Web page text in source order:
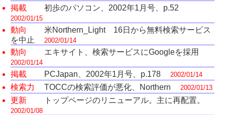
掲載 初歩のパソコン、2002年1月号、p.52
2002/01/15
動向
米Northern_Light 16日から無料検索サービス
を中止
2002/01/14
動向 エキサイト、検索サービスにGoogleを採用
2002/01/14
掲載 PCJapan、2002年1月号、p.178 2002/01/14
検索力 TOCCの検索評価が悪化、Northern 2002/01/13
更新 トップページのリニューアル。主に再配置。
2002/01/08